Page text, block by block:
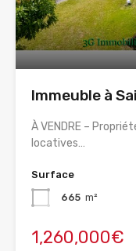
Immeuble à
À VENDRE –
locatives…
Surface
665 m²
1,260,000€